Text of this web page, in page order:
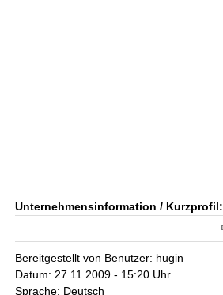
Unternehmensinformation / Kurzprofil:
Bereitgestellt von Benutzer: hugin
Datum: 27.11.2009 - 15:20 Uhr
Sprache: Deutsch